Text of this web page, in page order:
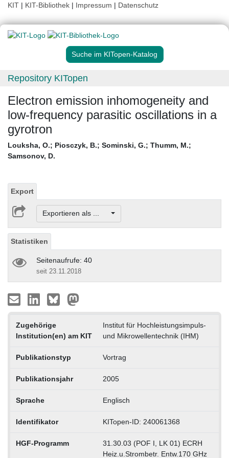
KIT | KIT-Bibliothek | Impressum | Datenschutz
Suche im KITopen-Katalog
Repository KITopen
Electron emission inhomogeneity and
low-frequency parasitic oscillations in a
gyrotron
Louksha, O.; Piosczyk, B.; Sominski, G.; Thumm, M.;
Samsonov, D.
Export
Exportieren als ...
Statistiken
Seitenaufrufe: 40
seit 23.11.2018
Zugehörige
Institution(en) am KIT
Institut für Hochleistungsimpuls-
und Mikrowellentechnik (IHM)
Publikationstyp Vortrag
Publikationsjahr 2005
Sprache Englisch
Identifikator KITopen-ID: 240061368
HGF-Programm
31.30.03 (POF I, LK 01) ECRH
Heiz.u.Strombetr. Entw.170 GHz